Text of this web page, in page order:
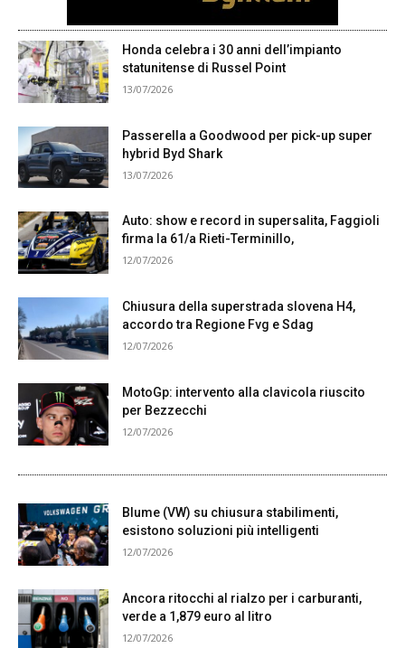
Honda celebra i 30 anni dell’impianto
statunitense di Russel Point
13/07/2026
Passerella a Goodwood per pick-up super
hybrid Byd Shark
13/07/2026
Auto: show e record in supersalita, Faggioli
firma la 61/a Rieti-Terminillo,
12/07/2026
Chiusura della superstrada slovena H4,
accordo tra Regione Fvg e Sdag
12/07/2026
MotoGp: intervento alla clavicola riuscito
per Bezzecchi
12/07/2026
Blume (VW) su chiusura stabilimenti,
esistono soluzioni più intelligenti
12/07/2026
Ancora ritocchi al rialzo per i carburanti,
verde a 1,879 euro al litro
12/07/2026